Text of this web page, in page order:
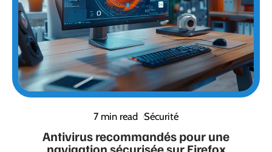
7 min read Sécurité
Antivirus recommandés pour une